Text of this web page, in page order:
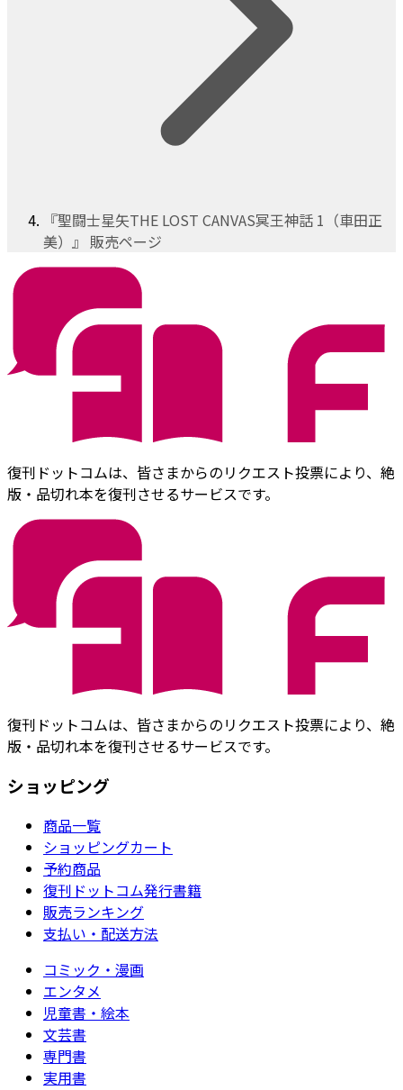
『聖闘士星矢THE LOST CANVAS冥王神話 1（車田正
美）』 販売ページ
復刊ドットコムは、皆さまからのリクエスト投票により、絶
版・品切れ本を復刊させるサービスです。
復刊ドットコムは、皆さまからのリクエスト投票により、絶
版・品切れ本を復刊させるサービスです。
ショッピング
商品一覧
ショッピングカート
予約商品
復刊ドットコム発行書籍
販売ランキング
支払い・配送方法
コミック・漫画
エンタメ
児童書・絵本
文芸書
専門書
実用書